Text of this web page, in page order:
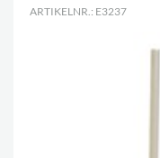
ARTIKELNR.: E3237